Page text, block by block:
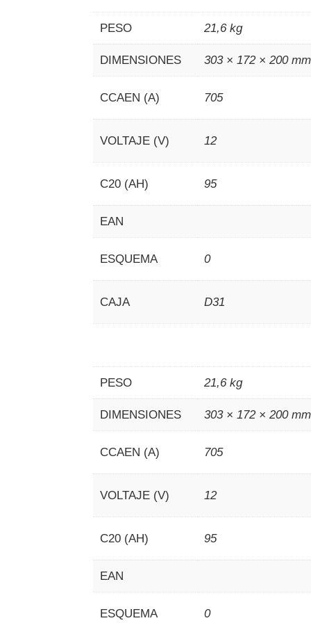
PESO 21,6 kg
DIMENSIONES 303 × 172 × 200 mm
CCAEN (A) 705
VOLTAJE (V) 12
C20 (AH) 95
EAN
ESQUEMA 0
CAJA D31
PESO 21,6 kg
DIMENSIONES 303 × 172 × 200 mm
CCAEN (A) 705
VOLTAJE (V) 12
C20 (AH) 95
EAN
ESQUEMA 0